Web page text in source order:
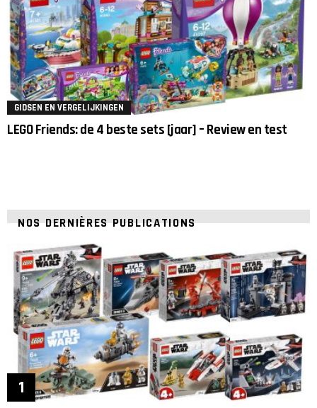
GIDSEN EN VERGELIJKINGEN
LEGO Friends: de 4 beste sets [jaar] – Review en test
NOS DERNIÈRES PUBLICATIONS